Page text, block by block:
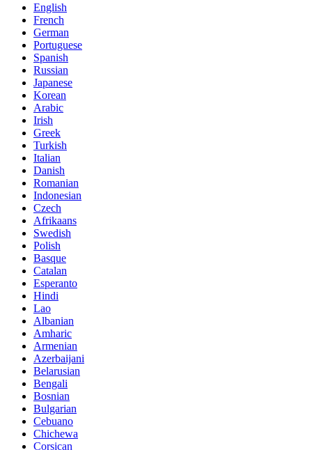
English
French
German
Portuguese
Spanish
Russian
Japanese
Korean
Arabic
Irish
Greek
Turkish
Italian
Danish
Romanian
Indonesian
Czech
Afrikaans
Swedish
Polish
Basque
Catalan
Esperanto
Hindi
Lao
Albanian
Amharic
Armenian
Azerbaijani
Belarusian
Bengali
Bosnian
Bulgarian
Cebuano
Chichewa
Corsican